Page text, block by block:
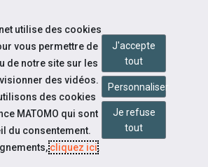
D'ART ORATOIRE: LE
utilise des cookies
vous permettre de
de notre site sur les
des vidéos.
des cookies
MATOMO qui sont
du consentement.
cliquez ici.
J'accepte
tout
Personnaliser
Je refuse
tout